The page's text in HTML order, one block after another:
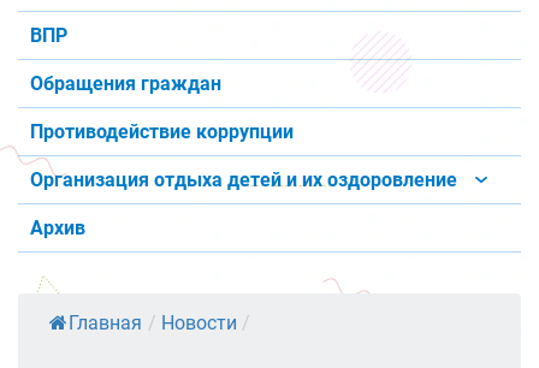
ВПР
Обращения граждан
Противодействие коррупции
Организация отдыха детей и их оздоровление
Архив
Главная / Новости /